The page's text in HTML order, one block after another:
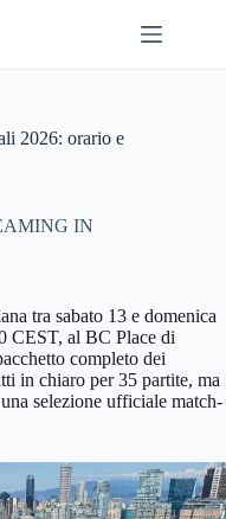
2026: orario e
IN
tra sabato 13 e domenica
CEST, al BC Place di
completo dei
in chiaro per 35 partite, ma
selezione ufficiale match-